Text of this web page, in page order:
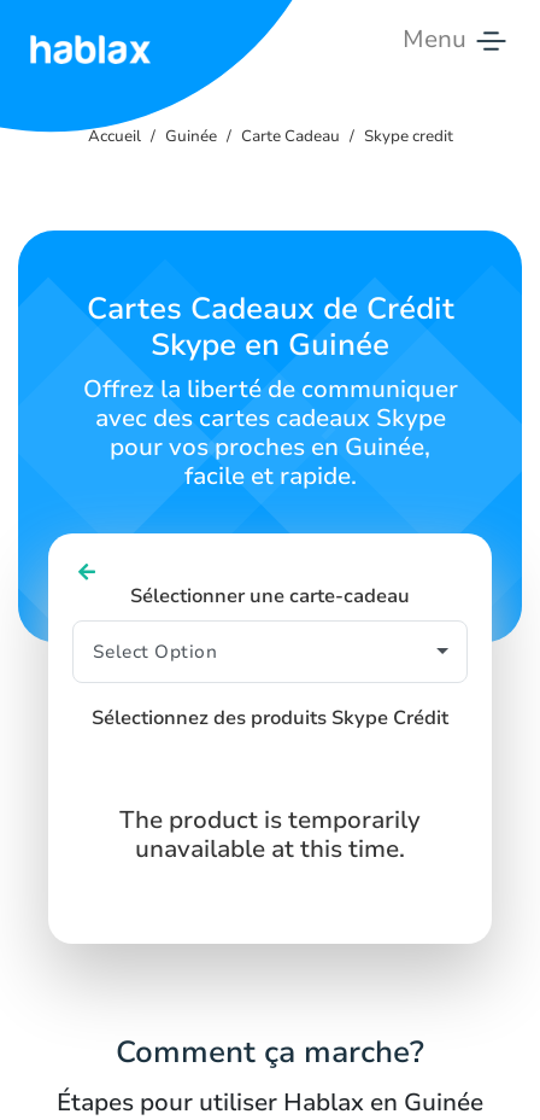
Menu
Tarifs
Contactez-
nous
Français
Accueil Guinée Carte Cadeau Skype credit
Cartes Cadeaux de Crédit
Skype en Guinée
Offrez la liberté de communiquer
avec des cartes cadeaux Skype
pour vos proches en Guinée,
facile et rapide.
Sélectionner une carte-cadeau
Sélectionnez des produits Skype Crédit
The product is temporarily
unavailable at this time.
Comment ça marche?
Étapes pour utiliser Hablax en Guinée